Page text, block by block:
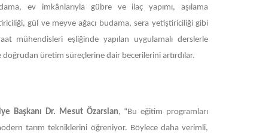
ev imkânlarıyla gübre ve ilaç yapımı, aşılama
gül ve meyve ağacı budama, sera yetiştiriciliği gibi
mühendisleri eşliğinde yapılan uygulamalı derslerle
üretim süreçlerine dair becerilerini artırdılar.
Başkanı Dr. Mesut Özarslan, “Bu eğitim programları
tarım tekniklerini öğreniyor. Böylece daha verimli,